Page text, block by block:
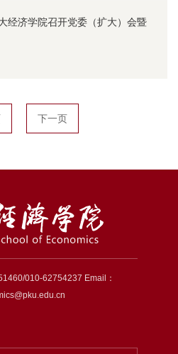
济学院召开党委（扩大）会暨
下一页
010-62754237 Email：